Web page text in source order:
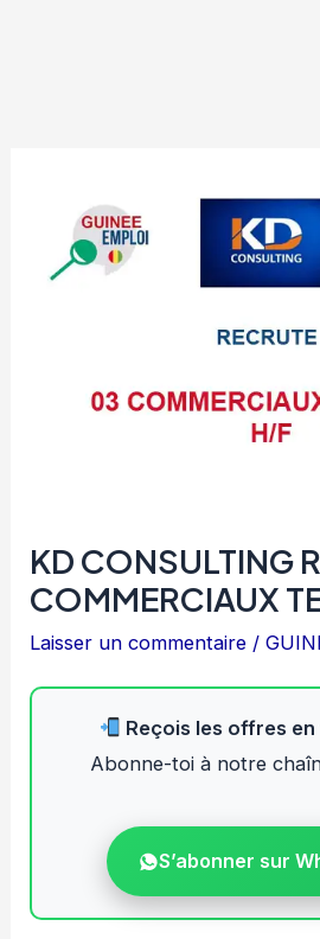
KD CONSULTING
COMMERCIAUX
Laisser un commentaire /
Reçois les offres
Abonne-toi à notre
S’abonner sur